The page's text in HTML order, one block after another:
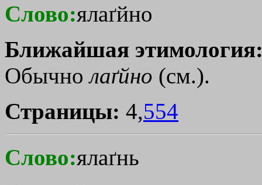
Слово:ялаґйно
Ближайшая
Обычнолаґйно (см.).
Страницы: 4,554
Слово:ялаґнь